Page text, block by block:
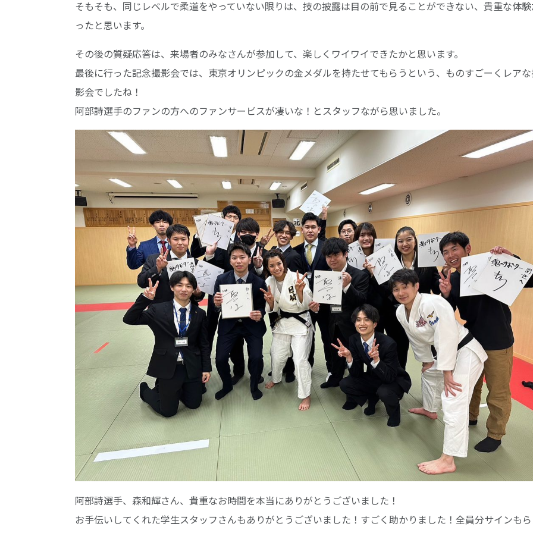
そもそも、同じレベルで柔道をやっていない限りは、技の披露は目の前で見ることができない、貴重な体
ったと思います。
その後の質疑応答は、来場者のみなさんが参加して、楽しくワイワイできたかと思います。
最後に行った記念撮影会では、東京オリンピックの金メダルを持たせてもらうという、ものすごーくレア
影会でしたね！
阿部詩選手のファンの方へのファンサービスが凄いな！とスタッフながら思いました。
阿部詩選手、森和輝さん、貴重なお時間を本当にありがとうございました！
お手伝いしてくれた学生スタッフさんもありがとうございました！すごく助かりました！全員分サインも